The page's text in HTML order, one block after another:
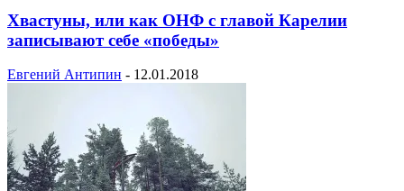
Хвастуны, или как ОНФ с главой Карелии
записывают себе «победы»
Евгений Антипин - 12.01.2018